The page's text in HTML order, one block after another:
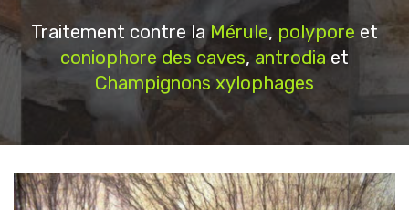
Traitement contre laMérule, polypore et
coniophore des caves, antrodia et
Champignons xylophages